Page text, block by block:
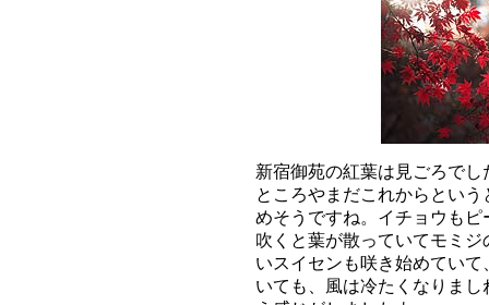
新宿御苑の紅葉は見ごろで
ところやまだこれからとい
めそうですね。イチョウも
吹くと葉が散っていてモミ
いスイセンも咲き始めてい
いても、風は冷たくなりま